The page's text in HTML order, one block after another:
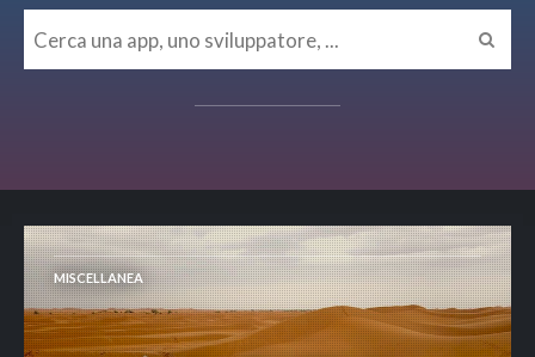
MISCELLANEA